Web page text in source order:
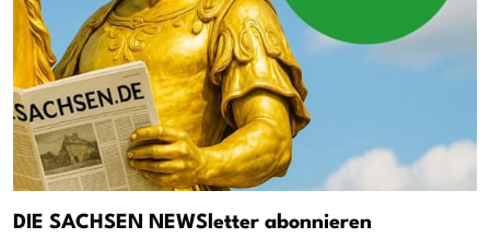
DIE SACHSEN NEWSletter abonnieren